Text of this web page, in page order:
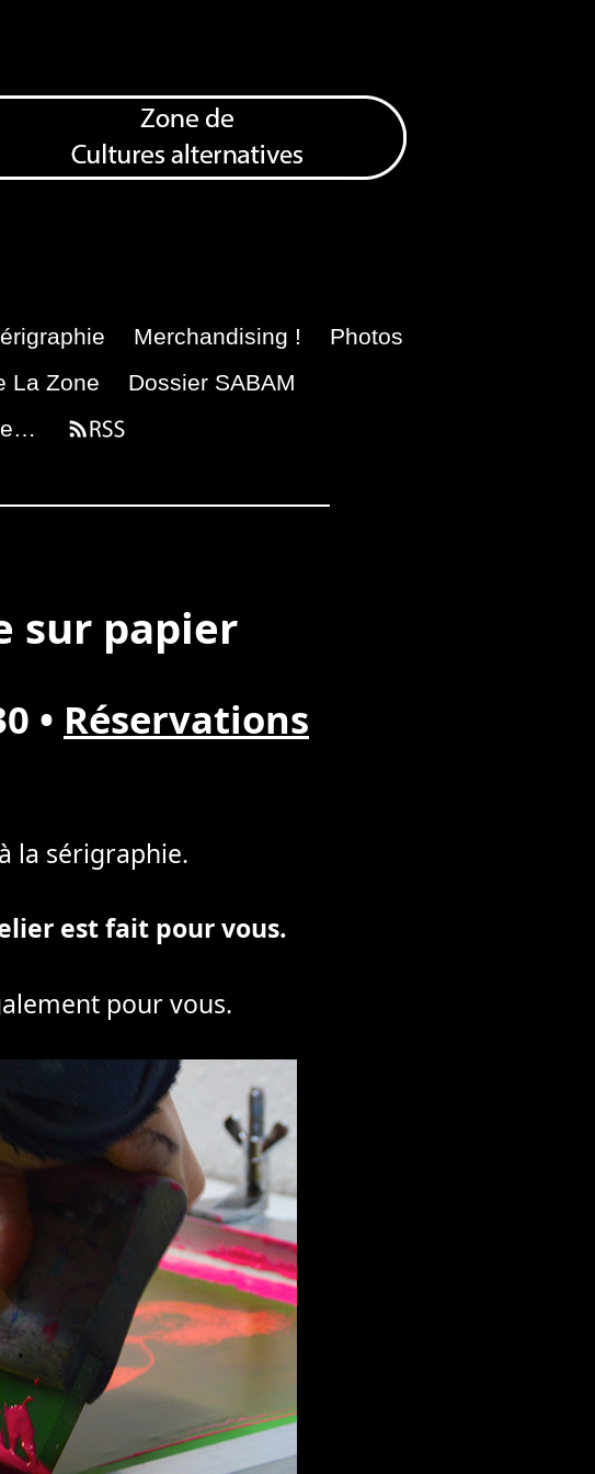
Merchandising !
Photos
La Zone
Dossier SABAM
sur papier
• Réservations
la sérigraphie.
est fait pour vous.
pour vous.